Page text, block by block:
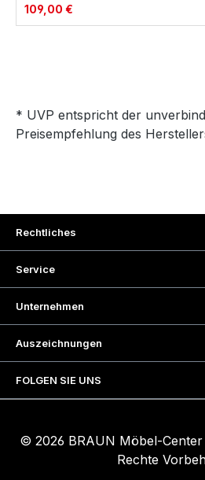
109,00 €
* UVP entspricht der
Preisempfehlung des
Rechtliches
Service
Unternehmen
Auszeichnungen
FOLGEN SIE UNS
© 2026 BRAUN Möbel-Center
Rechte